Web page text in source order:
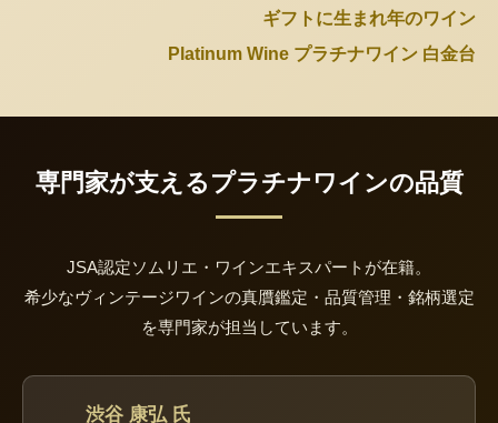
ギフトに生まれ年のワイン
Platinum Wine プラチナワイン 白金台
専門家が支えるプラチナワインの品質
JSA認定ソムリエ・ワインエキスパートが在籍。
希少なヴィンテージワインの真贋鑑定・品質管理・銘柄選定
を専門家が担当しています。
渋谷 康弘 氏